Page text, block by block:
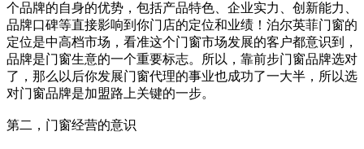
个品牌的自身的优势，包括产品特色、企业实力、创新能力、
品牌口碑等直接影响到你门店的定位和业绩！泊尔英菲门窗的
定位是中高档市场，看准这个门窗市场发展的客户都意识到，
品牌是门窗生意的一个重要标志。所以，靠前步门窗品牌选对
了，那么以后你发展门窗代理的事业也成功了一大半，所以选
对门窗品牌是加盟路上关键的一步。
第二，门窗经营的意识